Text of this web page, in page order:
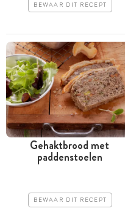
BEWAAR DIT RECEPT
Gehaktbrood met
paddenstoelen
BEWAAR DIT RECEPT